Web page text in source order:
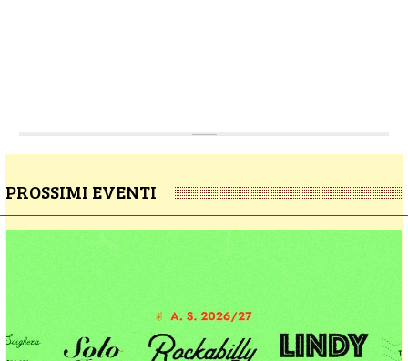
PROSSIMI EVENTI